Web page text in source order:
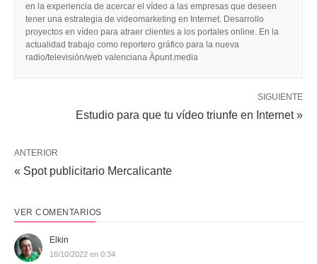
en la experiencia de acercar el vídeo a las empresas que deseen
tener una estrategia de videomarketing en Internet. Desarrollo
proyectos en vídeo para atraer clientes a los portales online. En la
actualidad trabajo como reportero gráfico para la nueva
radio/televisión/web valenciana Àpunt.media
SIGUIENTE
Estudio para que tu vídeo triunfe en Internet »
ANTERIOR
« Spot publicitario Mercalicante
VER COMENTARIOS
Elkin
16/10/2022 en 0:34